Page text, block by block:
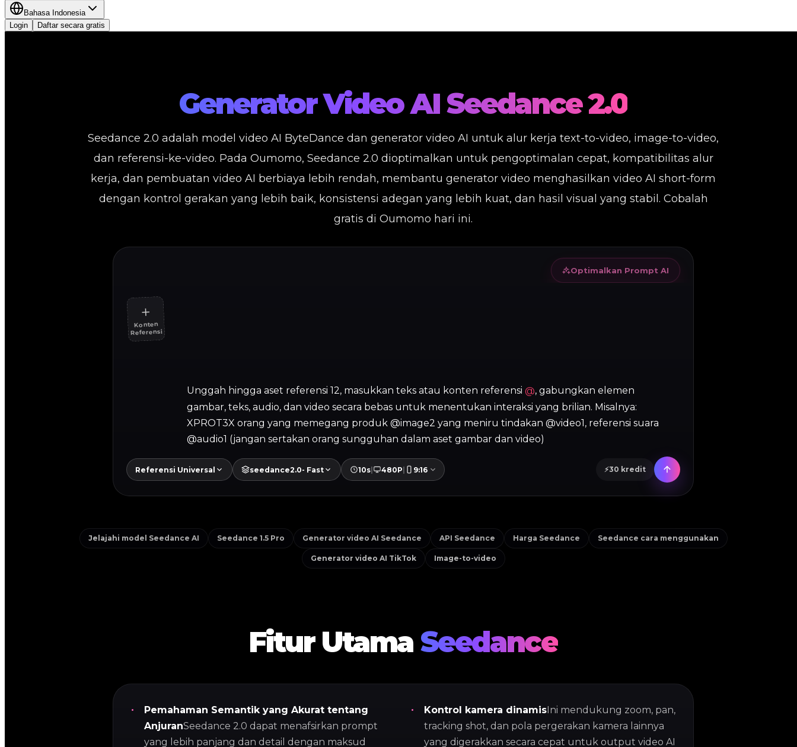
Bahasa Indonesia
Login
Daftar secara gratis
Generator Video AI Seedance 2.0
Seedance 2.0 adalah model video AI ByteDance dan generator video AI untuk alur kerja text-to-video, image-to-video,
dan referensi-ke-video. Pada Oumomo, Seedance 2.0 dioptimalkan untuk pengoptimalan cepat, kompatibilitas alur
kerja, dan pembuatan video AI berbiaya lebih rendah, membantu generator video menghasilkan video AI short-form
dengan kontrol gerakan yang lebih baik, konsistensi adegan yang lebih kuat, dan hasil visual yang stabil. Cobalah
gratis di Oumomo hari ini.
Optimalkan Prompt AI
＋
Konten
Referensi
Unggah hingga aset referensi 12, masukkan teks atau konten referensi @, gabungkan elemen
gambar, teks, audio, dan video secara bebas untuk menentukan interaksi yang brilian. Misalnya:
XPROT3X orang yang memegang produk @image2 yang meniru tindakan @video1, referensi suara
@audio1 (jangan sertakan orang sungguhan dalam aset gambar dan video)
Referensi Universal seedance2.0- Fast 10s| 480P| 9:16 ⚡30 kredit
Jelajahi model Seedance AI Seedance 1.5 Pro Generator video AI Seedance API Seedance Harga Seedance Seedance cara menggunakan
Generator video AI TikTok Image-to-video
Fitur Utama Seedance
Pemahaman Semantik yang Akurat tentang
AnjuranSeedance 2.0 dapat menafsirkan prompt
yang lebih panjang dan detail dengan maksud
Kontrol kamera dinamisIni mendukung zoom, pan,
tracking shot, dan pola pergerakan kamera lainnya
yang digerakkan secara cepat untuk output video AI